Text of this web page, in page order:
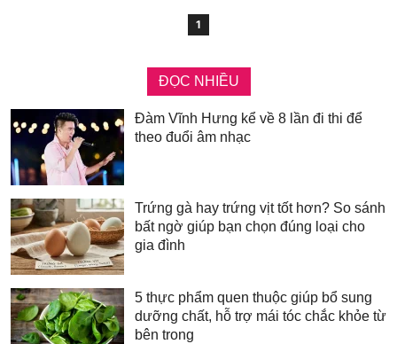
1
ĐỌC NHIỀU
Đàm Vĩnh Hưng kể về 8 lần đi thi để
theo đuổi âm nhạc
Trứng gà hay trứng vịt tốt hơn? So sánh
bất ngờ giúp bạn chọn đúng loại cho
gia đình
5 thực phẩm quen thuộc giúp bổ sung
dưỡng chất, hỗ trợ mái tóc chắc khỏe từ
bên trong